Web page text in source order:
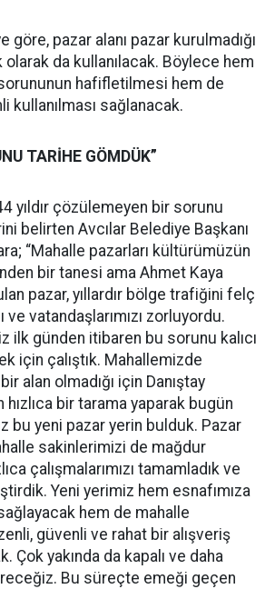
göre, pazar alanı pazar kurulmadığı
da kullanılacak. Böylece hem
hafifletilmesi hem de
kullanılması sağlanacak.
TARİHE GÖMDÜK”
yıldır çözülemeyen bir sorunu
belirten Avcılar Belediye Başkanı
“Mahalle pazarları kültürümüzün
bir tanesi ama Ahmet Kaya
pazar, yıllardır bölge trafiğini felç
ve vatandaşlarımızı zorluyordu.
ilk günden itibaren bu sorunu kalıcı
için çalıştık. Mahallemizde
alan olmadığı için Danıştay
hızlıca bir tarama yaparak bugün
bu yeni pazar yerin bulduk. Pazar
sakinlerimizi de mağdur
çalışmalarımızı tamamladık ve
Yeni yerimiz hem esnafımıza
hem de mahalle
güvenli ve rahat bir alışveriş
Çok yakında da kapalı ve daha
Bu süreçte emeği geçen